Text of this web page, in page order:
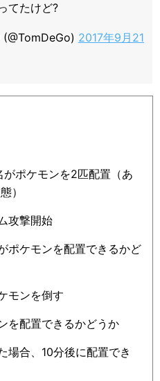
てたけど?
2017年9月21
ポケモンを2匹配置（あ
）
攻撃開始
ポケモンを配置できるかど
モンを倒す
を配置できるかどうか
場合、10分後に配置でき